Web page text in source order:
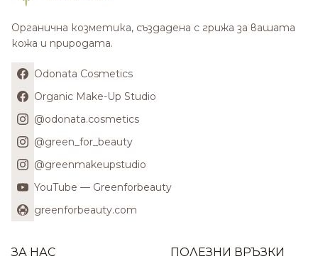
Органична козметика, създадена с грижа за вашата
кожа и природата.
Odonata Cosmetics
Organic Make-Up Studio
@odonata.cosmetics
@green_for_beauty
@greenmakeupstudio
YouTube — Greenforbeauty
greenforbeauty.com
ЗА НАС ПОЛЕЗНИ ВРЪЗКИ